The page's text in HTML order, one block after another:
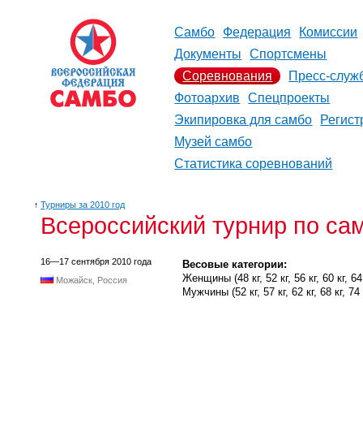
Самбо Федерация
Комиссии
Документы
Спортсмены
Соревнования
Пресс-
Фотоархив
Спецпроекты
Экипировка для самбо
Музей самбо
Статистика соревнований
↑ Турниры за 2010 год
Всероссийский турнир по
16—17 сентября 2010 года
Можайск, Россия
Весовые категории:
Женщины (48 кг, 52 кг, 56 кг, 60 кг, 64
Мужчины (52 кг, 57 кг, 62 кг, 68 кг, 74